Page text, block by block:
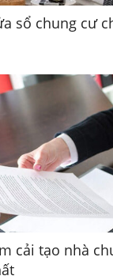
sổ chung cư
cải tạo nhà